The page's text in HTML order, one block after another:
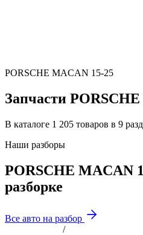
PORSCHE MACAN 15-25
Запчасти
В каталоге 1 205 товаров в 9
Наши разборы
PORSCHE MACAN
разборке
Все авто на разбор
/